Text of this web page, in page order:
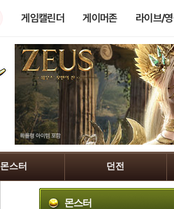
게임캘린더 게이머존 라이브/
몬스터 던전
몬스터